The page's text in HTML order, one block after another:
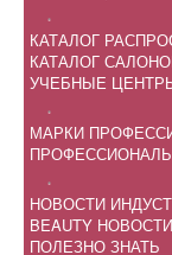
.
КАТАЛОГ
КАТАЛОГ
УЧЕБНЫЕ
.
МАРКИ
.
НОВОСТИ
BEAUTY НОВОСТИ
ПОЛЕЗНО ЗНАТЬ